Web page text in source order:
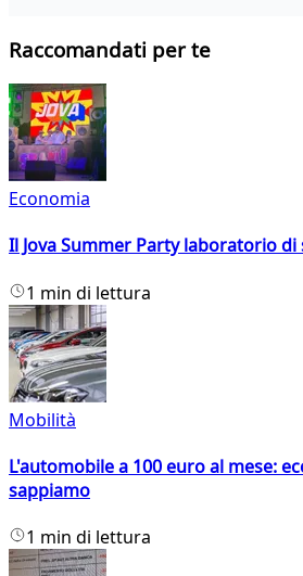
Raccomandati per te
Economia
Il Jova Summer Party laboratorio
1 min di lettura
Mobilità
L'automobile a 100 euro al mese:
sappiamo
1 min di lettura